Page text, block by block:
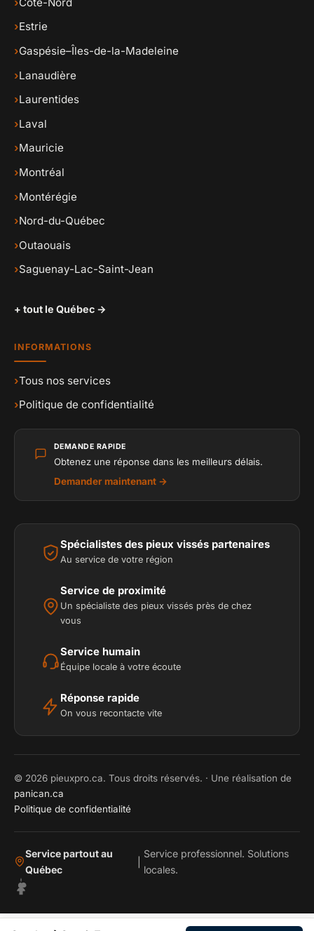
›Estrie
›Gaspésie–Îles-de-la-Madeleine
›Lanaudière
›Laurentides
›Laval
›Mauricie
›Montréal
›Montérégie
›Nord-du-Québec
›Outaouais
›Saguenay-Lac-Saint-Jean
+ tout le Québec →
INFORMATIONS
›Tous nos services
›Politique de confidentialité
DEMANDE RAPIDE
Obtenez une réponse dans les meilleurs délais.
Demander maintenant →
Spécialistes des pieux vissés partenaires
Au service de votre région
Service de proximité
Un spécialiste des pieux vissés près de chez
vous
Service humain
Équipe locale à votre écoute
Réponse rapide
On vous recontacte vite
© 2026 pieuxpro.ca. Tous droits réservés. · Une réalisation de
panican.ca
Politique de confidentialité
Service partout au
Québec
Service professionnel. Solutions
locales.